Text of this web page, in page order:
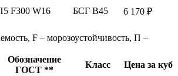
F300 W16 БСГ В45
6 170 ₽
F – морозоустойчивость, П –
Обозначение
ГОСТ **
Класс
Цена за куб